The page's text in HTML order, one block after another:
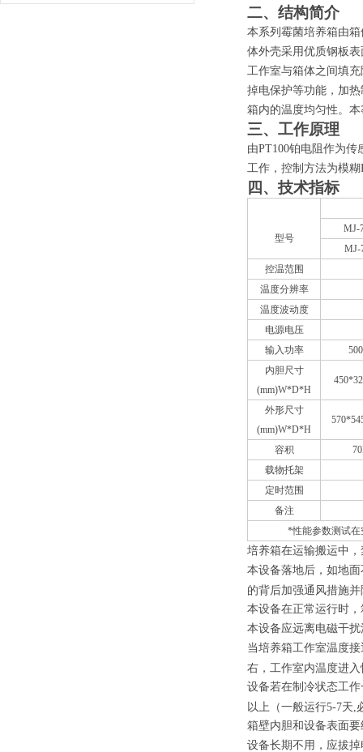
二、结构简介
本系列霉菌培养箱由
体外壳采用优质钢板
工作室与箱体之间填
掉电保护等功能，加
箱内的温度均匀性。
三、工作原理
由PT100铂电阻作为
工作，控制方法为模
四、技术指标
型号
MJ-
MJ-
控温范围
温度分辨率
温度波动度
电源电压
输入功率
内胆尺寸
(mm)W*D*H
外形尺寸
(mm)W*D*H
570*5
容积
载物托架
定时范围
备注
*性能参数测试在
培养箱在运输搬运中
本设备落地后，如地
的背后加强通风措施
本设备在正常运行时
本设备应远离电磁干
当培养箱工作室温度
右，工作室内温度进
设备若在制冷状态工
以上（一般运行5-7天,
箱壁内胆和设备表面
设备长期不用，应拔